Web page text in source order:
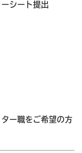
シート提出
ー職をご希望の方